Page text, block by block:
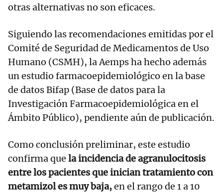
otras alternativas no son eficaces.
Siguiendo las recomendaciones emitidas por el
Comité de Seguridad de Medicamentos de Uso
Humano (CSMH), la Aemps ha hecho además
un estudio farmacoepidemiológico en la base
de datos Bifap (Base de datos para la
Investigación Farmacoepidemiológica en el
Ámbito Público), pendiente aún de publicación.
Como conclusión preliminar, este estudio
confirma que la incidencia de agranulocitosis
entre los pacientes que inician tratamiento con
metamizol es muy baja,en el rango de 1 a 10